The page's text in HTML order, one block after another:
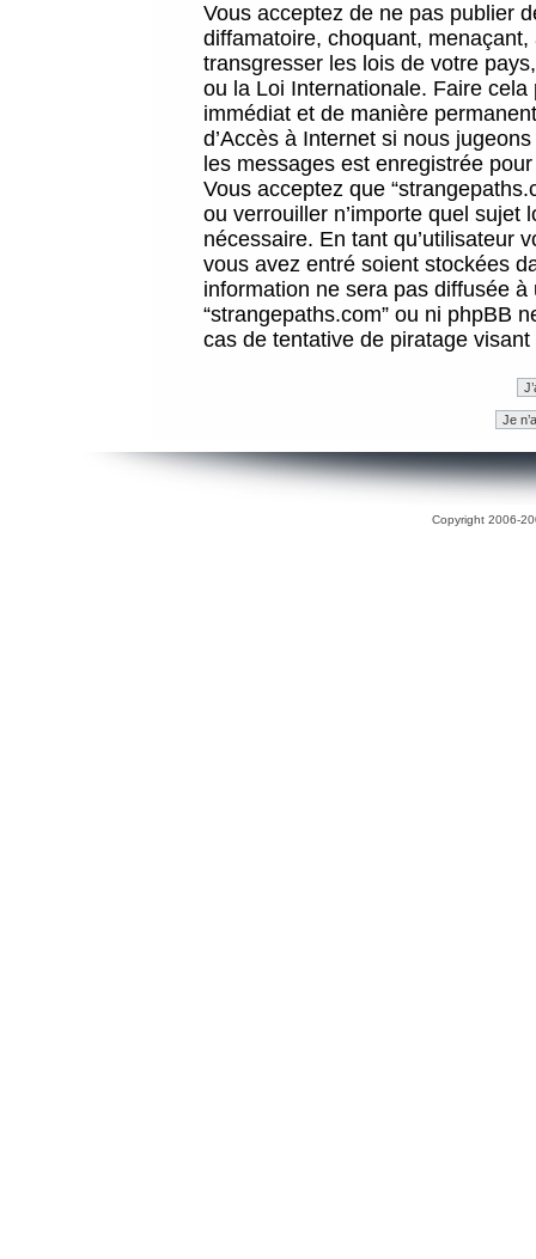
Vous acceptez de ne pas publier
diffamatoire, choquant,
transgresser les lois de votre
ou la Loi Internationale. Faire
immédiat et de manière
d’Accès à Internet si nous
les messages est enregistrée
Vous acceptez que
ou verrouiller n’importe quel sujet
nécessaire. En tant qu’utilisateur
vous avez entré soient stockées
information ne sera pas diffusée
“strangepaths.com” ou ni phpBB
cas de tentative de piratage
Copyright 2006-